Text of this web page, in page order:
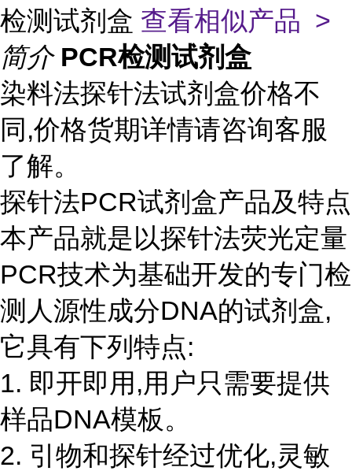
检测试剂盒 查看相似产品 >
简介 PCR检测试剂盒
染料法探针法试剂盒价格不
同,价格货期详情请咨询客服
了解。
探针法PCR试剂盒产品及特点
本产品就是以探针法荧光定量
PCR技术为基础开发的专门检
测人源性成分DNA的试剂盒,
它具有下列特点:
1. 即开即用,用户只需要提供
样品DNA模板。
2. 引物和探针经过优化,灵敏